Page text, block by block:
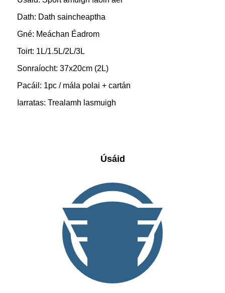
Dath: Dath saincheaptha
Gné: Meáchan Éadrom
Toirt: 1L/1.5L/2L/3L
Sonraíocht: 37x20cm (2L)
Pacáil: 1pc / mála polai + cartán
Iarratas: Trealamh lasmuigh
Úsáid